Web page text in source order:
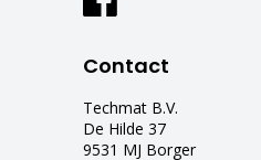
Contact
Techmat B.V.
De Hilde 37
9531 MJ Borger